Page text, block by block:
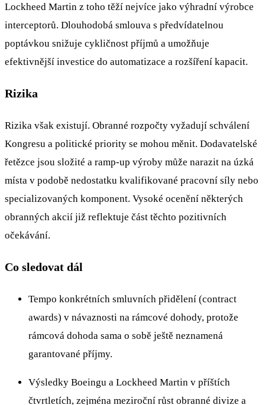
Lockheed Martin z toho těží nejvíce jako výhradní výrobce
interceptorů. Dlouhodobá smlouva s předvídatelnou
poptávkou snižuje cykličnost příjmů a umožňuje
efektivnější investice do automatizace a rozšíření kapacit.
Rizika
Rizika však existují. Obranné rozpočty vyžadují schválení
Kongresu a politické priority se mohou měnit. Dodavatelské
řetězce jsou složité a ramp-up výroby může narazit na úzká
místa v podobě nedostatku kvalifikované pracovní síly nebo
specializovaných komponent. Vysoké ocenění některých
obranných akcií již reflektuje část těchto pozitivních
očekávání.
Co sledovat dál
Tempo konkrétních smluvních přidělení (contract
awards) v návaznosti na rámcové dohody, protože
rámcová dohoda sama o sobě ještě neznamená
garantované příjmy.
Výsledky Boeingu a Lockheed Martin v příštích
čtvrtletích, zejména meziroční růst obranné divize a